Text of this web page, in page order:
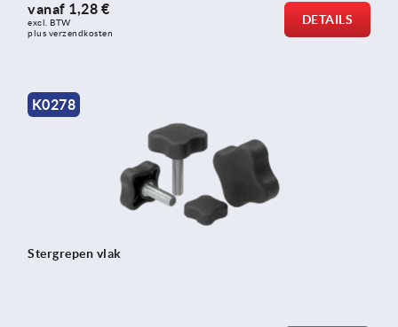
vanaf 1,28 €
excl. BTW
plus verzendkosten
DETAILS
K0278
Stergrepen vlak